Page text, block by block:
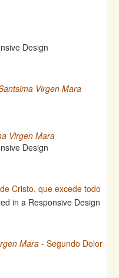
Virgen Mara
Virgen Mara
Cristo, que excede todo
Mara - Segundo Dolor